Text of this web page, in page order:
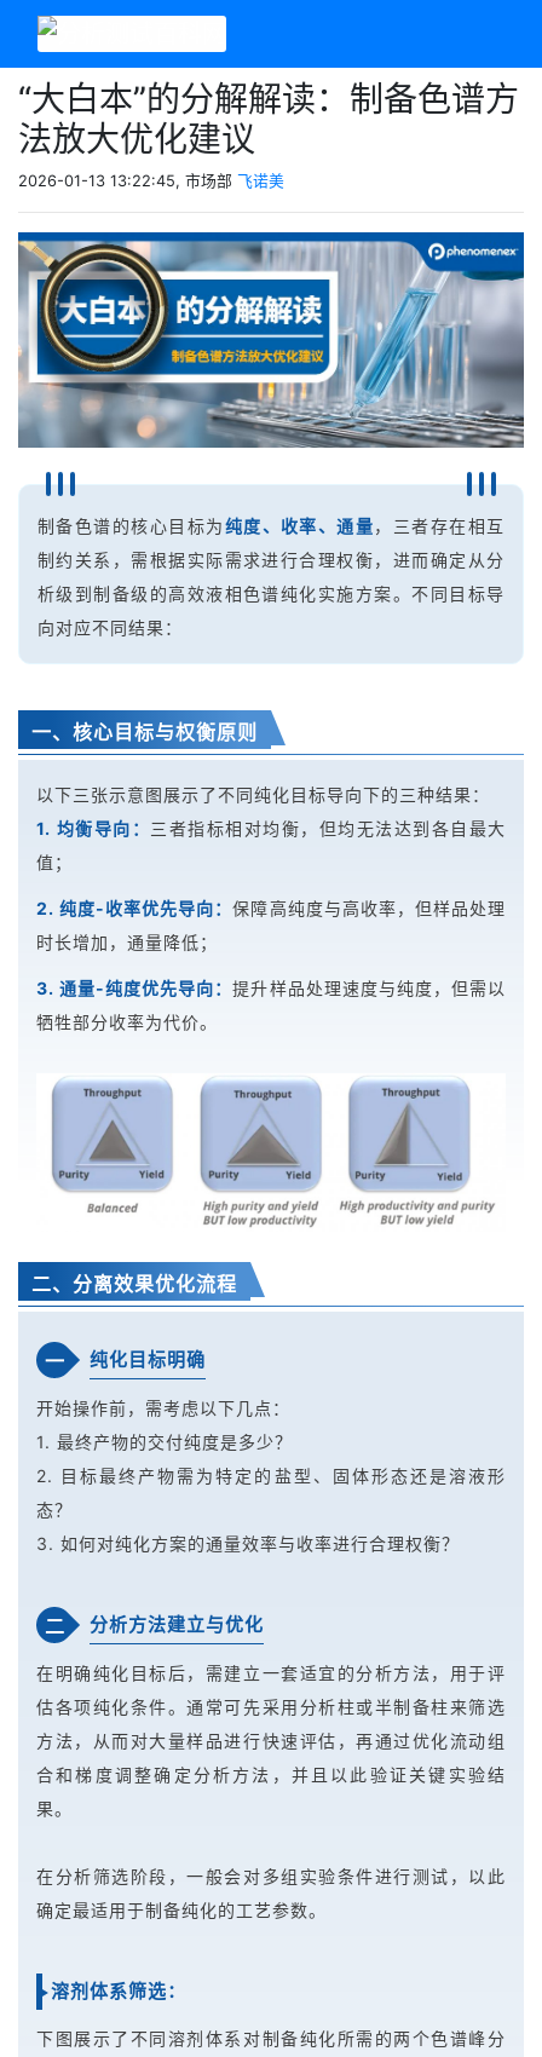
“大白本”的分解解读：制备色谱方
法放大优化建议
2026-01-13 13:22:45, 市场部 飞诺美
制备色谱的核心目标为纯度、收率、通量，三者存在相互
制约关系，需根据实际需求进行合理权衡，进而确定从分
析级到制备级的高效液相色谱纯化实施方案。不同目标导
向对应不同结果：
一、核心目标与权衡原则
以下三张示意图展示了不同纯化目标导向下的三种结果：
1. 均衡导向： 三者指标相对均衡，但均无法达到各自最大
值；
2. 纯度-收率优先导向：保障高纯度与高收率，但样品处理
时长增加，通量降低；
3. 通量-纯度优先导向：提升样品处理速度与纯度，但需以
牺牲部分收率为代价。
二、分离效果优化流程
一 纯化目标明确
开始操作前，需考虑以下几点：
1. 最终产物的交付纯度是多少？
2. 目标最终产物需为特定的盐型、固体形态还是溶液形
态？
3. 如何对纯化方案的通量效率与收率进行合理权衡？
二 分析方法建立与优化
在明确纯化目标后，需建立一套适宜的分析方法，用于评
估各项纯化条件。通常可先采用分析柱或半制备柱来筛选
方法，从而对大量样品进行快速评估，再通过优化流动组
合和梯度调整确定分析方法，并且以此验证关键实验结
果。
在分析筛选阶段，一般会对多组实验条件进行测试，以此
确定最适用于制备纯化的工艺参数。
溶剂体系筛选：
下图展示了不同溶剂体系对制备纯化所需的两个色谱峰分